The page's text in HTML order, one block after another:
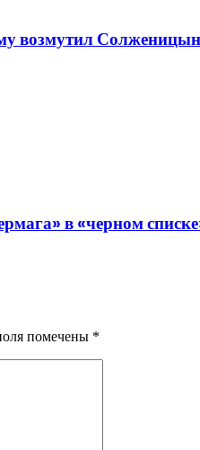
возмутил
в «черном
помечены *